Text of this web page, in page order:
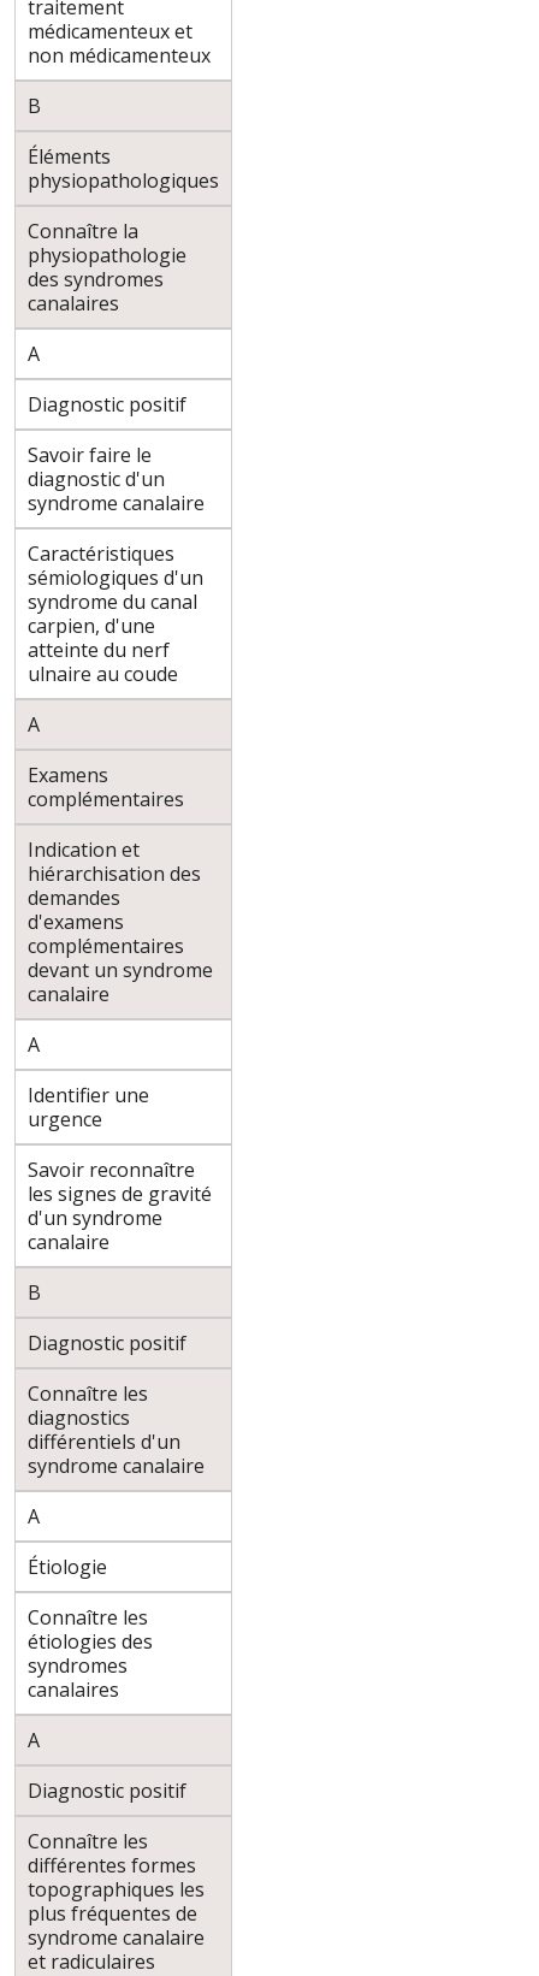
traitement
médicamenteux et
non médicamenteux
B
Éléments
physiopathologiques
Connaître la
physiopathologie
des syndromes
canalaires
A
Diagnostic positif
Savoir faire le
diagnostic d'un
syndrome canalaire
Caractéristiques
sémiologiques d'un
syndrome du canal
carpien, d'une
atteinte du nerf
ulnaire au coude
A
Examens
complémentaires
Indication et
hiérarchisation des
demandes
d'examens
complémentaires
devant un syndrome
canalaire
A
Identifier une
urgence
Savoir reconnaître
les signes de gravité
d'un syndrome
canalaire
B
Diagnostic positif
Connaître les
diagnostics
différentiels d'un
syndrome canalaire
A
Étiologie
Connaître les
étiologies des
syndromes
canalaires
A
Diagnostic positif
Connaître les
différentes formes
topographiques les
plus fréquentes de
syndrome canalaire
et radiculaires